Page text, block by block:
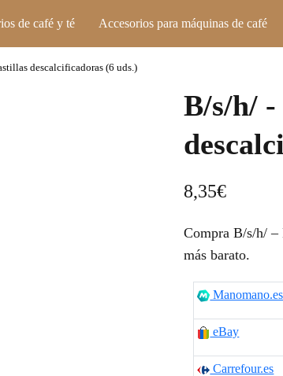
de café y té Accesorios para máquinas de café
descalcificadoras (6 uds.)
B/s/h/ -
8,35€
Compra B/s/h/ –
más barato.
Manomano.es
eBay
Carrefour.es